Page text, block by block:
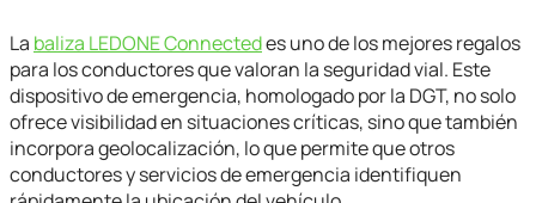
La baliza LEDONE Connectedes uno de los mejores regalos
para los conductores que valoran la seguridad vial. Este
dispositivo de emergencia, homologado por la DGT, no solo
ofrece visibilidad en situaciones críticas, sino que también
incorpora geolocalización, lo que permite que otros
conductores y servicios de emergencia identifiquen